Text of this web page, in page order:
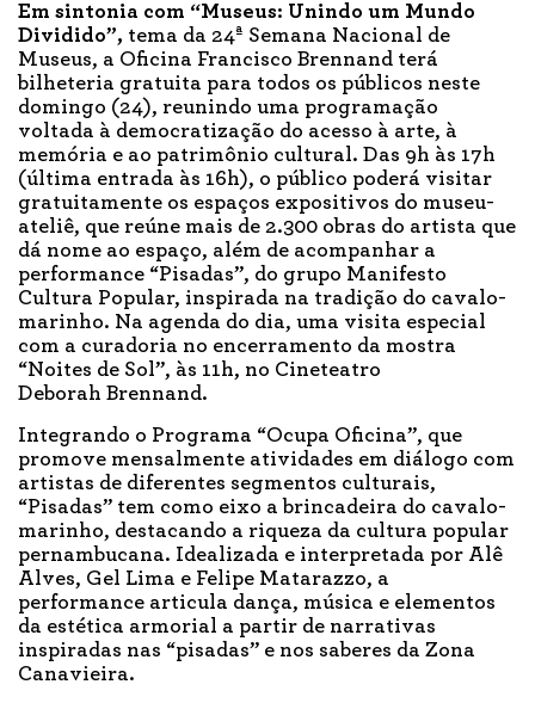
Em sintonia com “Museus: Unindo um Mundo
Dividido”, tema da 24ª Semana Nacional de
Museus, a Oficina Francisco Brennand terá
bilheteria gratuita para todos os públicos neste
domingo (24), reunindo uma programação
voltada à democratização do acesso à arte, à
memória e ao patrimônio cultural. Das 9h às 17h
(última entrada às 16h), o público poderá visitar
gratuitamente os espaços expositivos do museu-
ateliê, que reúne mais de 2.300 obras do artista que
dá nome ao espaço, além de acompanhar a
performance “Pisadas”, do grupo Manifesto
Cultura Popular, inspirada na tradição do cavalo-
marinho. Na agenda do dia, uma visita especial
com a curadoria no encerramento da mostra
“Noites de Sol”, às 11h, no Cineteatro
Deborah Brennand.
Integrando o Programa “Ocupa Oficina”, que
promove mensalmente atividades em diálogo com
artistas de diferentes segmentos culturais,
“Pisadas” tem como eixo a brincadeira do cavalo-
marinho, destacando a riqueza da cultura popular
pernambucana. Idealizada e interpretada por Alê
Alves, Gel Lima e Felipe Matarazzo, a
performance articula dança, música e elementos
da estética armorial a partir de narrativas
inspiradas nas “pisadas” e nos saberes da Zona
Canavieira.